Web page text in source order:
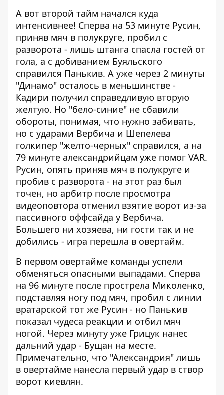
А вот второй тайм начался куда
интенсивнее! Сперва на 53 минуте Русин,
приняв мяч в полукруге, пробил с
разворота - лишь штанга спасла гостей от
гола, а с добиванием Буяльского
справился Панькив. А уже через 2 минуты
"Динамо" осталось в меньшинстве -
Кадири получил справедливую вторую
желтую. Но "бело-синие" не сбавили
обороты, понимая, что нужно забивать,
но с ударами Вербича и Шепелева
голкипер "желто-черных" справился, а на
79 минуте александрийцам уже помог VAR.
Русин, опять приняв мяч в полукруге и
пробив с разворота - на этот раз был
точен, но арбитр после просмотра
видеоповтора отменил взятие ворот из-за
пассивного оффсайда у Вербича.
Большего ни хозяева, ни гости так и не
добились - игра перешла в овертайм.
В первом овертайме команды успели
обменяться опасными выпадами. Сперва
на 96 минуте после прострела Миколенко,
подставляя ногу под мяч, пробил с линии
вратарской тот же Русин - но Панькив
показал чудеса реакции и отбил мяч
ногой. Через минуту уже Грицук нанес
дальний удар - Бущан на месте.
Примечательно, что "Александрия" лишь
в овертайме нанесла первый удар в створ
ворот киевлян.